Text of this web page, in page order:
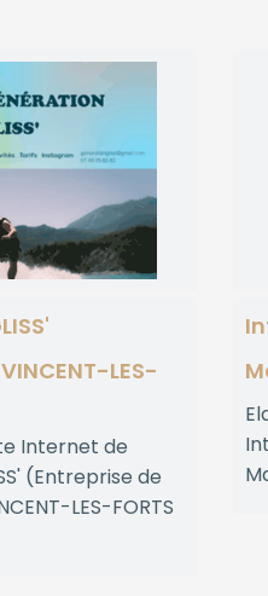
LES-
Internet de
(Entreprise de
LES-FORTS